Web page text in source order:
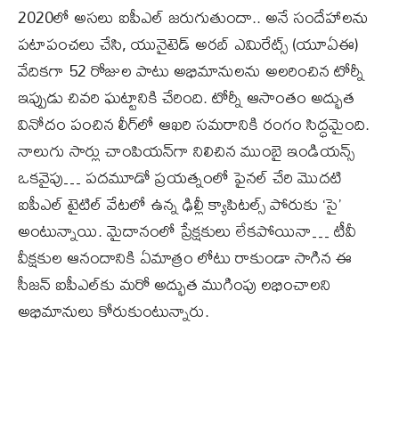
2020లో అసలు ఐపీఎల్‌ జరుగుతుందా.. అనే సందేహాలను
పటాపంచలు చేసి, యునైటెడ్‌ అరబ్‌ ఎమిరేట్స్‌ (యూఏఈ)
వేదికగా 52 రోజుల పాటు అభిమానులను అలరించిన టోర్నీ
ఇప్పుడు చివరి ఘట్టానికి చేరింది. టోర్నీ ఆసాంతం అద్భుత
వినోదం పంచిన లీగ్‌లో ఆఖరి సమరానికి రంగం సిద్ధమైంది.
నాలుగు సార్లు చాంపియన్‌గా నిలిచిన ముంబై ఇండియన్స్‌
ఒకవైపు… పదమూడో ప్రయత్నంలో ఫైనల్‌ చేరి మొదటి
ఐపీఎల్‌ టైటిల్‌ వేటలో ఉన్న ఢిల్లీ క్యాపిటల్స్‌ పోరుకు ‘సై’
అంటున్నాయి. మైదానంలో ప్రేక్షకులు లేకపోయినా… టీవీ
వీక్షకుల ఆనందానికి ఏమాత్రం లోటు రాకుండా సాగిన ఈ
సీజన్‌ ఐపీఎల్‌కు మరో అద్భుత ముగింపు లభించాలని
అభిమానులు కోరుకుంటున్నారు.